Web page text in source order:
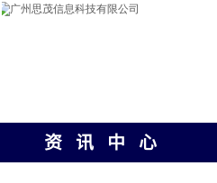
资 讯 中 心